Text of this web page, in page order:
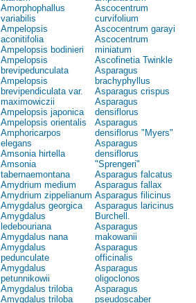
Amorphophallus
variabilis
Ampelopsis
aconitifolia
Ampelopsis bodinieri
Ampelopsis
brevipedunculata
Ampelopsis
brevipendiculata var.
maximowiczii
Ampelopsis japonica
Ampelopsis orientalis
Amphoricarpos
elegans
Amsonia hirtella
Amsonia
tabernaemontana
Amydrium medium
Amydrium zippelianum
Amygdalus georgica
Amygdalus
ledebouriana
Amygdalus nana
Amygdalus
pedunculate
Amygdalus
petunnikowii
Amygdalus triloba
Amygdalus triloba
Ascocentrum
curvifolium
Ascocentrum garayi
Ascocentrum
miniatum
Ascofinetia Twinkle
Asparagus
brachyphyllus
Asparagus crispus
Asparagus
densiflorus
Asparagus
densiflorus "Myers"
Asparagus
densiflorus
"Sprengeri"
Asparagus falcatus
Asparagus fallax
Asparagus filicinus
Asparagus laricinus
Burchell.
Asparagus
makowanii
Asparagus
officinalis
Asparagus
oligoclonos
Asparagus
pseudoscaber